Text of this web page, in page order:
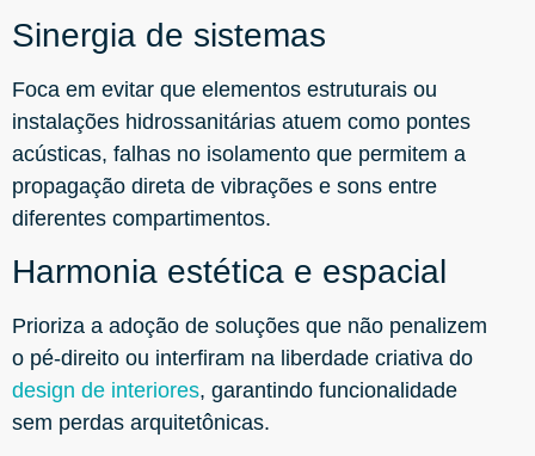
Sinergia de sistemas
Foca em evitar que elementos estruturais ou
instalações hidrossanitárias atuem como pontes
acústicas, falhas no isolamento que permitem a
propagação direta de vibrações e sons entre
diferentes compartimentos.
Harmonia estética e espacial
Prioriza a adoção de soluções que não penalizem
o pé-direito ou interfiram na liberdade criativa do
design de interiores, garantindo funcionalidade
sem perdas arquitetônicas.